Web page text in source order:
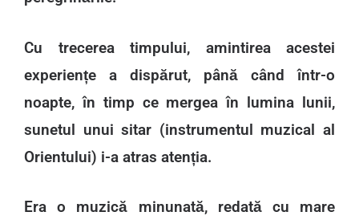
Cu trecerea timpului, amintirea acestei
experiențe a dispărut, până când într-o
noapte, în timp ce mergea în lumina lunii,
sunetul unui sitar (instrumentul muzical al
Orientului) i-a atras atenția.
Era o muzică minunată, redată cu mare